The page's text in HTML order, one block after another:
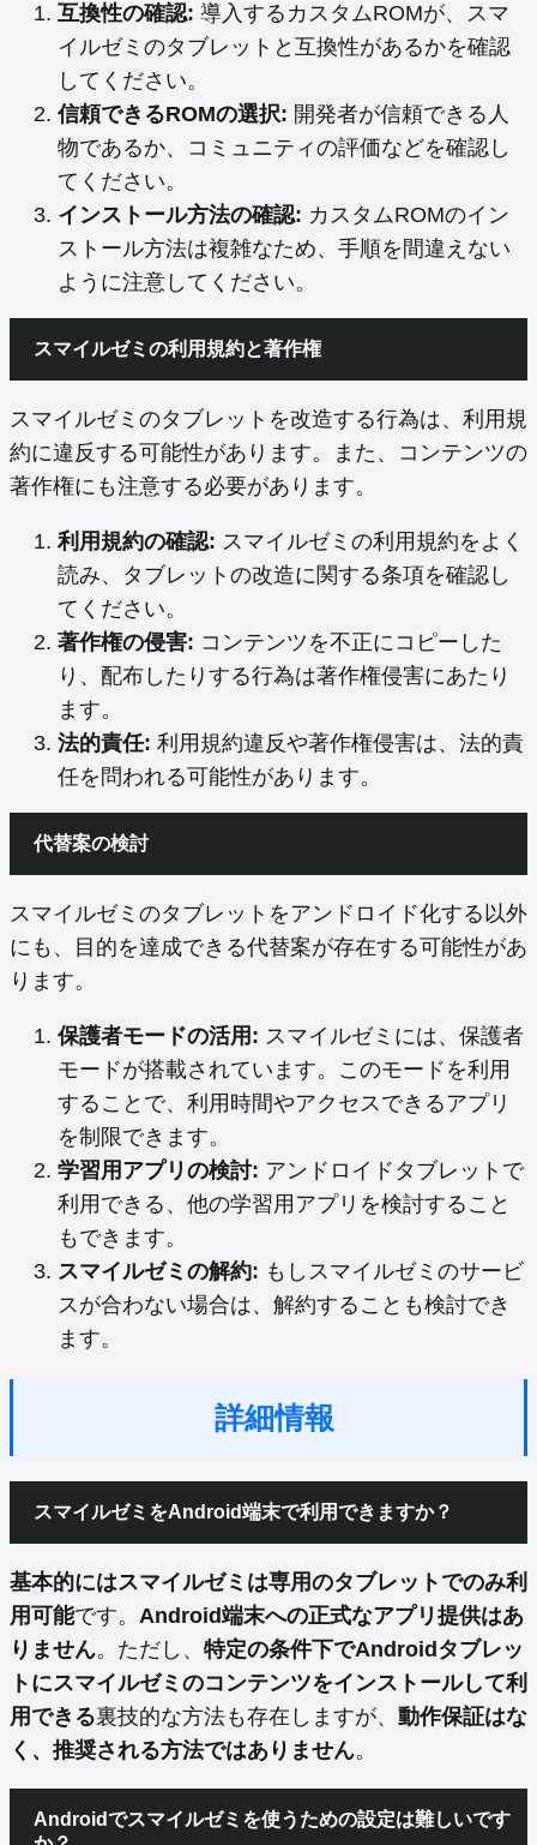
互換性の確認: 導入するカスタムROMが、スマ
イルゼミのタブレットと互換性があるかを確認
してください。
信頼できるROMの選択: 開発者が信頼できる人
物であるか、コミュニティの評価などを確認し
てください。
インストール方法の確認: カスタムROMのイン
ストール方法は複雑なため、手順を間違えない
ように注意してください。
スマイルゼミの利用規約と著作権
スマイルゼミのタブレットを改造する行為は、利用規
約に違反する可能性があります。また、コンテンツの
著作権にも注意する必要があります。
利用規約の確認: スマイルゼミの利用規約をよく
読み、タブレットの改造に関する条項を確認し
てください。
著作権の侵害: コンテンツを不正にコピーした
り、配布したりする行為は著作権侵害にあたり
ます。
法的責任: 利用規約違反や著作権侵害は、法的責
任を問われる可能性があります。
代替案の検討
スマイルゼミのタブレットをアンドロイド化する以外
にも、目的を達成できる代替案が存在する可能性があ
ります。
保護者モードの活用: スマイルゼミには、保護者
モードが搭載されています。このモードを利用
することで、利用時間やアクセスできるアプリ
を制限できます。
学習用アプリの検討: アンドロイドタブレットで
利用できる、他の学習用アプリを検討すること
もできます。
スマイルゼミの解約: もしスマイルゼミのサービ
スが合わない場合は、解約することも検討でき
ます。
詳細情報
スマイルゼミをAndroid端末で利用できますか？
基本的にはスマイルゼミは専用のタブレットでのみ利
用可能です。 Android端末への正式なアプリ提供はあ
りません。ただし、 特定の条件下でAndroidタブレッ
トにスマイルゼミのコンテンツをインストールして利
用できる裏技的な方法も存在しますが、 動作保証はな
く、推奨される方法ではありません。
Androidでスマイルゼミを使うための設定は難しいです